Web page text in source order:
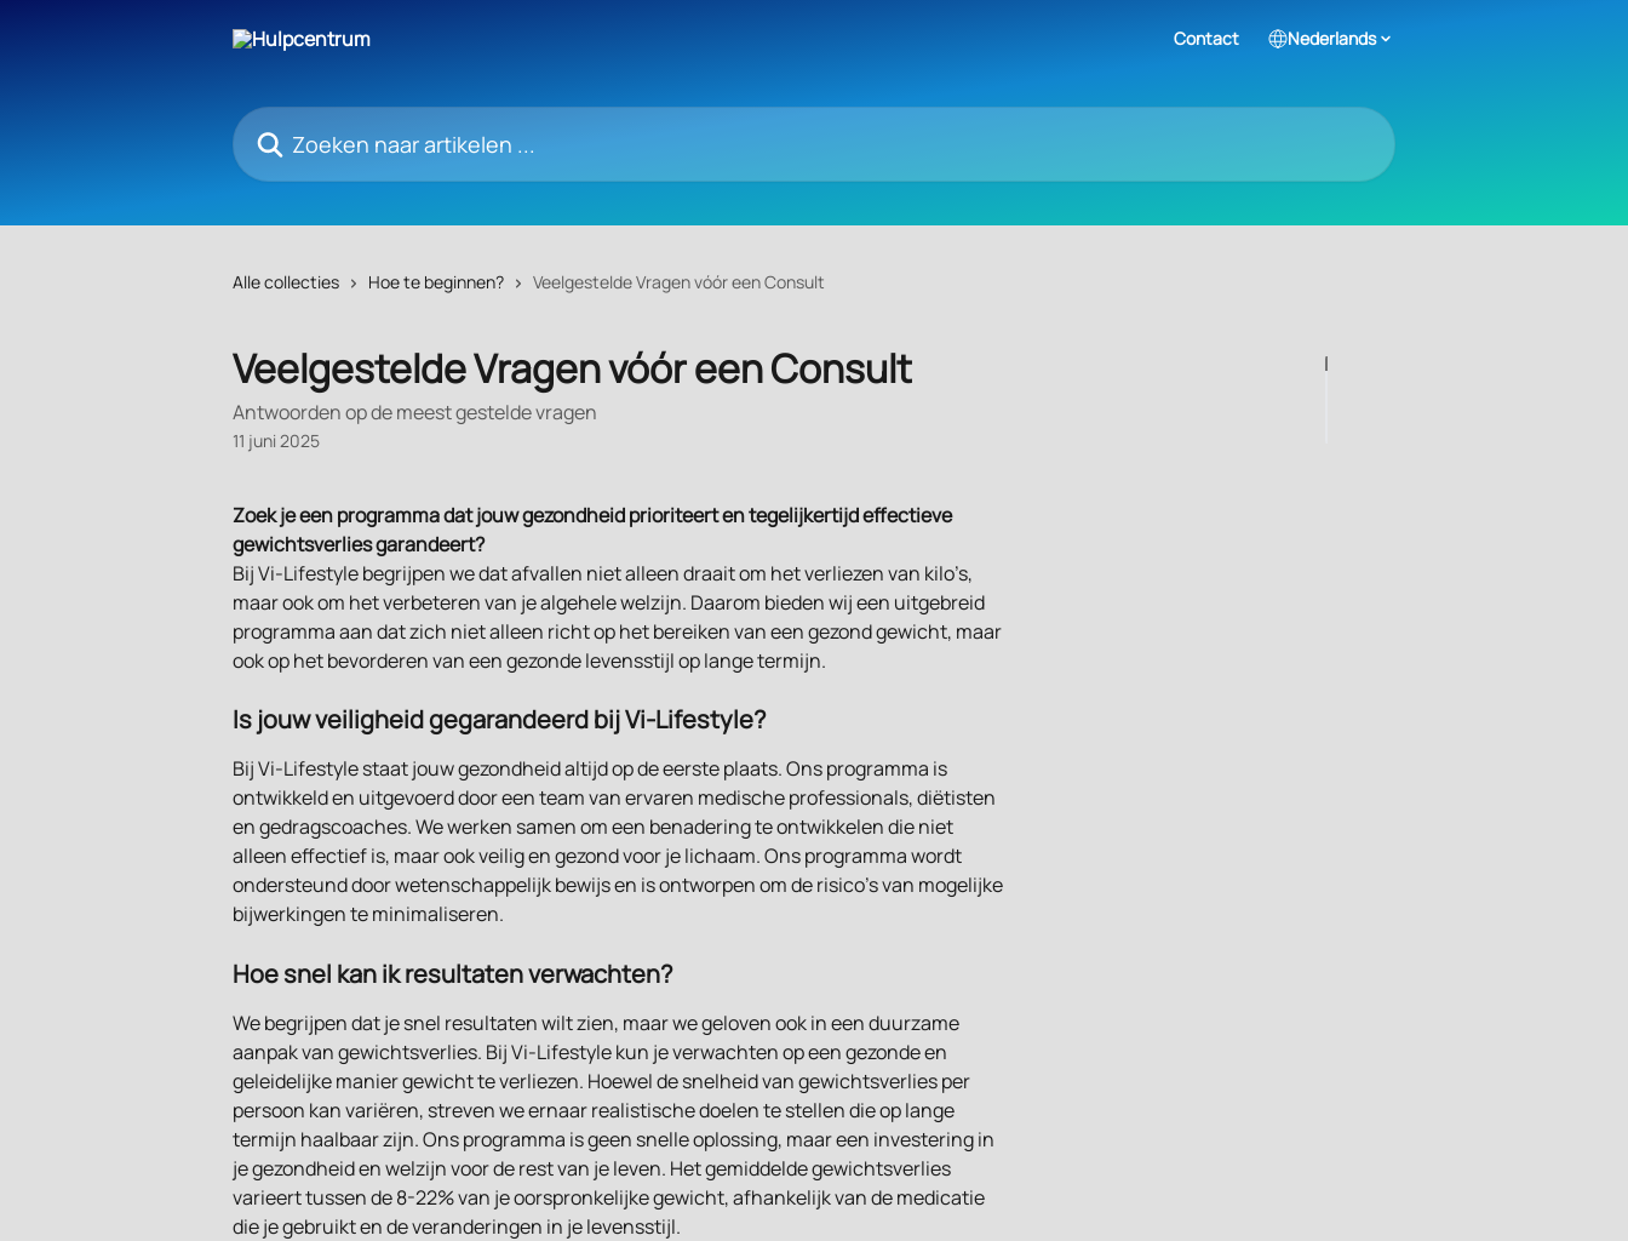
Contact Nederlands
Zoeken naar artikelen ...
Alle collecties Hoe te beginnen? Veelgestelde Vragen vóór een Consult
Veelgestelde Vragen vóór een Consult
Antwoorden op de meest gestelde vragen
11 juni 2025
Zoek je een programma dat jouw gezondheid prioriteert en tegelijkertijd effectieve
gewichtsverlies garandeert?
Bij Vi-Lifestyle begrijpen we dat afvallen niet alleen draait om het verliezen van kilo’s,
maar ook om het verbeteren van je algehele welzijn. Daarom bieden wij een uitgebreid
programma aan dat zich niet alleen richt op het bereiken van een gezond gewicht, maar
ook op het bevorderen van een gezonde levensstijl op lange termijn.
Is jouw veiligheid gegarandeerd bij Vi-Lifestyle?
Bij Vi-Lifestyle staat jouw gezondheid altijd op de eerste plaats. Ons programma is
ontwikkeld en uitgevoerd door een team van ervaren medische professionals, diëtisten
en gedragscoaches. We werken samen om een benadering te ontwikkelen die niet
alleen effectief is, maar ook veilig en gezond voor je lichaam. Ons programma wordt
ondersteund door wetenschappelijk bewijs en is ontworpen om de risico's van mogelijke
bijwerkingen te minimaliseren.
Hoe snel kan ik resultaten verwachten?
We begrijpen dat je snel resultaten wilt zien, maar we geloven ook in een duurzame
aanpak van gewichtsverlies. Bij Vi-Lifestyle kun je verwachten op een gezonde en
geleidelijke manier gewicht te verliezen. Hoewel de snelheid van gewichtsverlies per
persoon kan variëren, streven we ernaar realistische doelen te stellen die op lange
termijn haalbaar zijn. Ons programma is geen snelle oplossing, maar een investering in
je gezondheid en welzijn voor de rest van je leven. Het gemiddelde gewichtsverlies
varieert tussen de 8-22% van je oorspronkelijke gewicht, afhankelijk van de medicatie
die je gebruikt en de veranderingen in je levensstijl.